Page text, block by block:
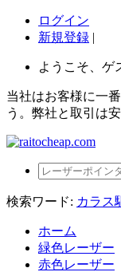
ログイン
新規登録 |
ようこそ、ゲ
当社はお客様に一
う。弊社と取引は
検索ワード: カラス
ホーム
緑色レーザー
赤色レーザー